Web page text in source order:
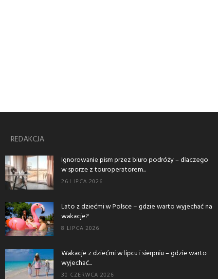
REDAKCJA
Ignorowanie pism przez biuro podróży – dlaczego
w sporze z touroperatorem...
26 LIPCA 2026
Lato z dziećmi w Polsce – gdzie warto wyjechać na
wakacje?
8 LIPCA 2026
Wakacje z dziećmi w lipcu i sierpniu – gdzie warto
wyjechać...
30 CZERWCA 2026